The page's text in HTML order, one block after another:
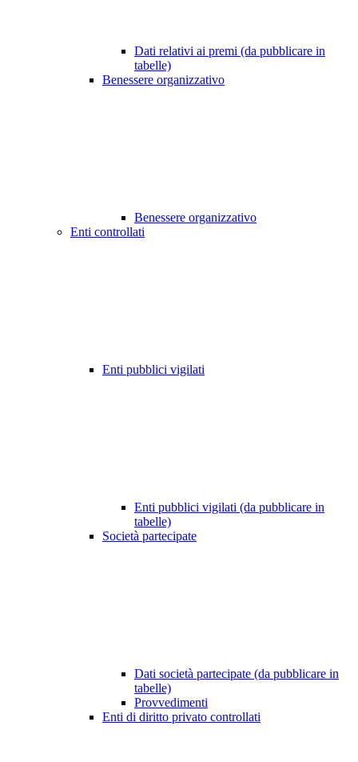
Dati relativi ai premi (da pubblicare in
tabelle)
Benessere organizzativo
Benessere organizzativo
Enti controllati
Enti pubblici vigilati
Enti pubblici vigilati (da pubblicare in
tabelle)
Società partecipate
Dati società partecipate (da pubblicare in
tabelle)
Provvedimenti
Enti di diritto privato controllati